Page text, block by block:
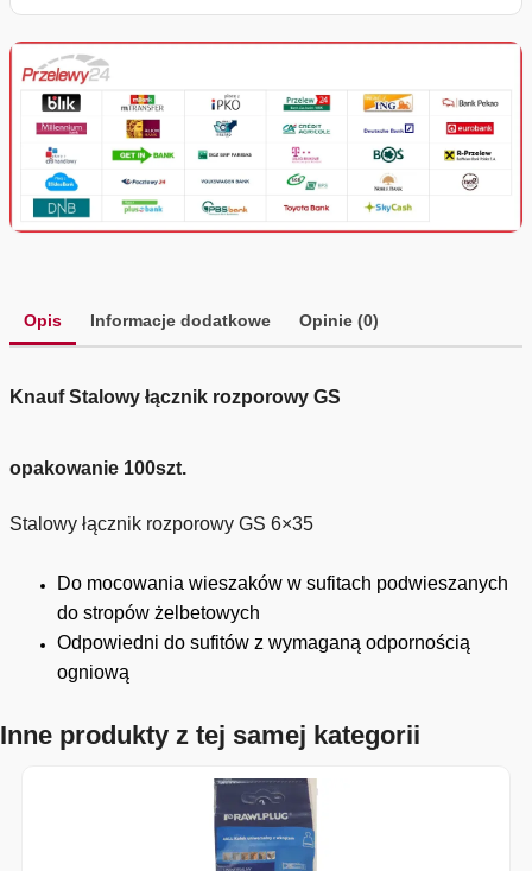
Opis Informacje dodatkowe Opinie (0)
Knauf Stalowy łącznik rozporowy GS
opakowanie 100szt.
Stalowy łącznik rozporowy GS 6×35
Do mocowania wieszaków w sufitach podwieszanych
do stropów żelbetowych
Odpowiedni do sufitów z wymaganą odpornością
ogniową
Inne produkty z tej samej kategorii